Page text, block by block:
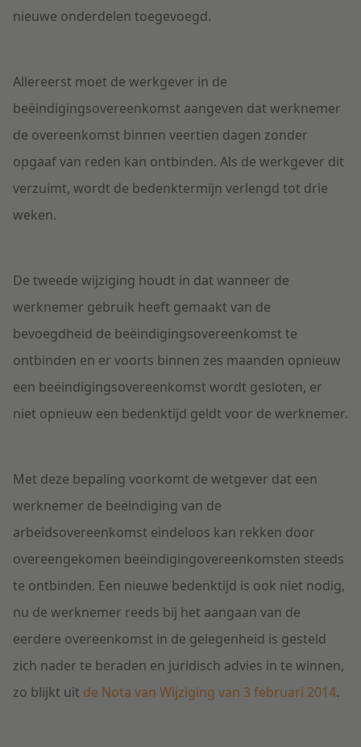
nieuwe onderdelen toegevoegd.
Allereerst moet de werkgever in de
beëindigingsovereenkomst aangeven dat werknemer
de overeenkomst binnen veertien dagen zonder
opgaaf van reden kan ontbinden. Als de werkgever dit
verzuimt, wordt de bedenktermijn verlengd tot drie
weken.
De tweede wijziging houdt in dat wanneer de
werknemer gebruik heeft gemaakt van de
bevoegdheid de beëindigingsovereenkomst te
ontbinden en er voorts binnen zes maanden opnieuw
een beëindigingsovereenkomst wordt gesloten, er
niet opnieuw een bedenktijd geldt voor de werknemer.
Met deze bepaling voorkomt de wetgever dat een
werknemer de beëindiging van de
arbeidsovereenkomst eindeloos kan rekken door
overeengekomen beëindigingovereenkomsten steeds
te ontbinden. Een nieuwe bedenktijd is ook niet nodig,
nu de werknemer reeds bij het aangaan van de
eerdere overeenkomst in de gelegenheid is gesteld
zich nader te beraden en juridisch advies in te winnen,
zo blijkt uit de Nota van Wijziging van 3 februari 2014.